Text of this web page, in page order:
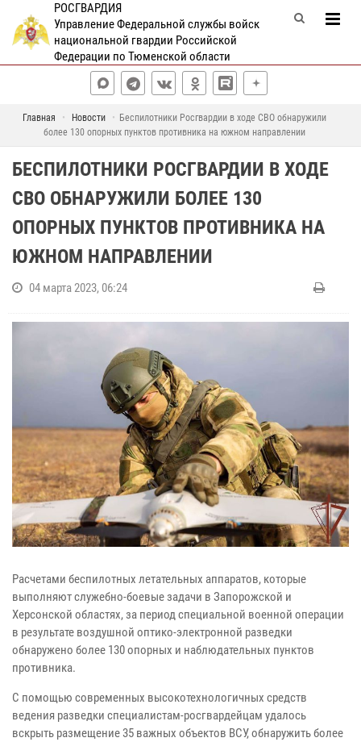
РОСГВАРДИЯ
Управление Федеральной службы войск
национальной гвардии Российской
Федерации по Тюменской области
Главная Новости
Беспилотники Росгвардии в ходе СВО обнаружили
более 130 опорных пунктов противника на южном направлении
БЕСПИЛОТНИКИ РОСГВАРДИИ В ХОДЕ
СВО ОБНАРУЖИЛИ БОЛЕЕ 130
ОПОРНЫХ ПУНКТОВ ПРОТИВНИКА НА
ЮЖНОМ НАПРАВЛЕНИИ
04 марта 2023, 06:24
Расчетами беспилотных летательных аппаратов, которые
выполняют служебно-боевые задачи в Запорожской и
Херсонской областях, за период специальной военной операции
в результате воздушной оптико-электронной разведки
обнаружено более 130 опорных и наблюдательных пунктов
противника.
С помощью современных высокотехнологичных средств
ведения разведки специалистам-росгвардейцам удалось
вскрыть размещение 35 важных объектов ВСУ, обнаружить более